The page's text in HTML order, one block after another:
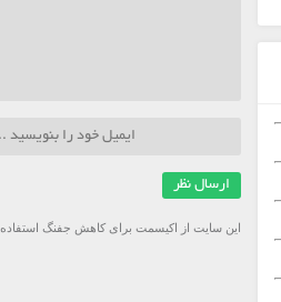
این سایت از اکیسمت برای کاهش جفنگ